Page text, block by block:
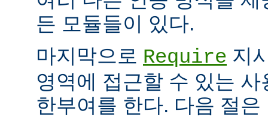
든 모듈들이 있다.
마지막으로 Require 지
영역에 접근할 수 있는
한부여를 한다. 다음 절은